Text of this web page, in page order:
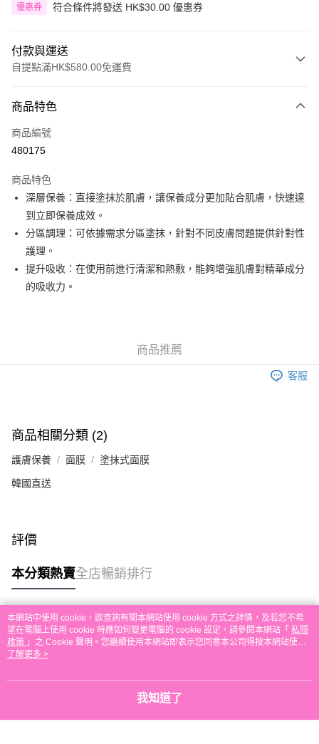
優惠券 符合條件將發送 HK$30.00 優惠券
付款與運送
自提點滿HK$580.00免運費
信用卡
Apple Pay
AlipayHK
PayMe
WeChat Pay
其他轉帳方式
相關說明
本地配送
每筆HK$30.00，滿HK$580.00或以上免運費
門市自取
其他地區配送
商品特色
商品編號
480175
商品特色
深層保養：直接塗抹於肌膚，讓保養成分更加貼合肌膚，快速達
到立即保養成效。
分區調理：可依據需求分區塗抹，針對不同皮膚問題提供針對性
護理。
提升吸收：在使用前進行清潔和熱敷，能夠增強肌膚對精華成分
的吸收力。
商品推薦
客服
商品相關分類 (2)
護膚保養 面膜 塗抹式面膜
韓國直送
評價
本分類熱賣全店暢銷排行
熱門標籤
熱銷排行
本網站中使用 cookie，欲查詢有關本網站使用 cookie 方式之詳情，及若您不希
望在電腦上使用 cookie 時應如何變更電腦的 cookie 設定，請參閱本網站「 私隱
政策 」之 Cookie 聲明。您繼續使用本網站即表示您同意本公司得按本網站使用
條款之 Cookie 聲明使用 cookie。
了解更多 >
我知道了